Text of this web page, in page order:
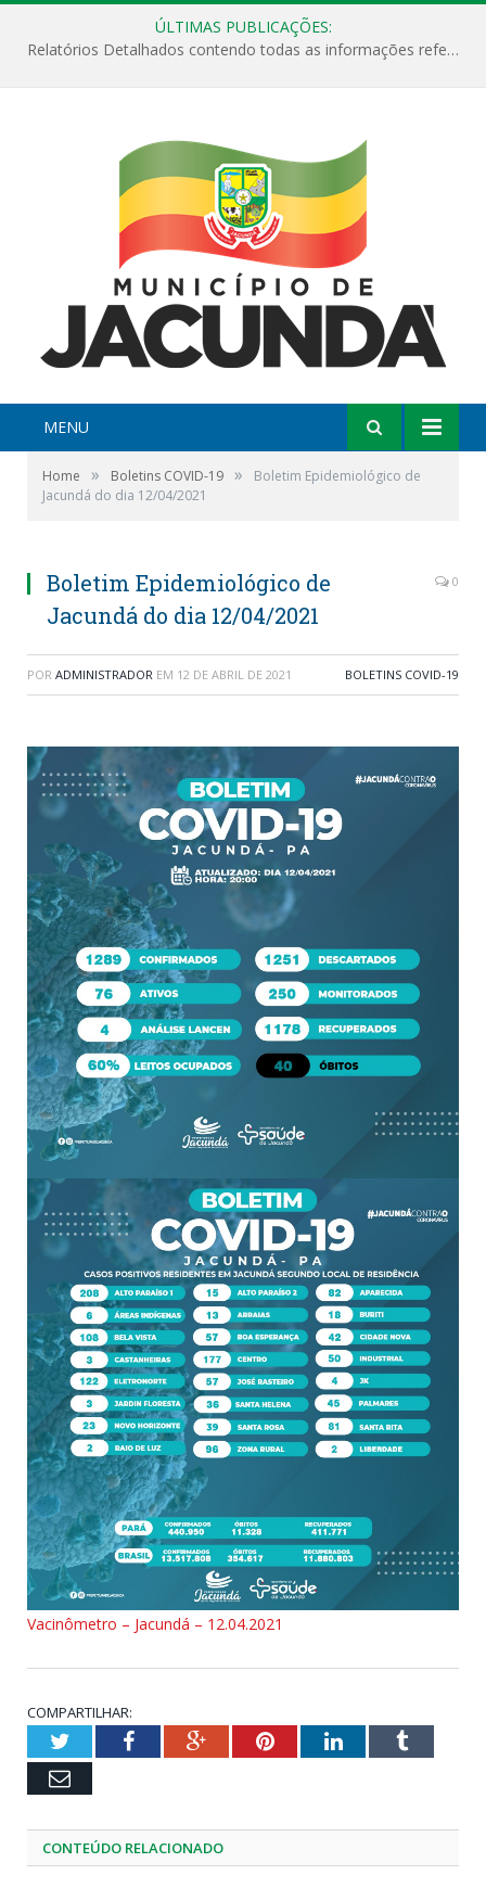
ÚLTIMAS PUBLICAÇÕES:
Relatórios Detalhados contendo todas as informações referentes a execução de recursos destinados ao fomento de projetos culturais no Município de Jacundá entre os anos de 2022 ao presente ano de 2026.
MENU
Home » Boletins COVID-19 »
Boletim Epidemiológico de
Jacundá do dia 12/04/2021
Boletim Epidemiológico de
Jacundá do dia 12/04/2021
0
POR ADMINISTRADOR EM 12 DE ABRIL DE 2021 BOLETINS COVID-19
Vacinômetro – Jacundá – 12.04.2021
COMPARTILHAR:
TwitterFacebookGoogle+PinterestLinkedInTumblr
Email
CONTEÚDO RELACIONADO